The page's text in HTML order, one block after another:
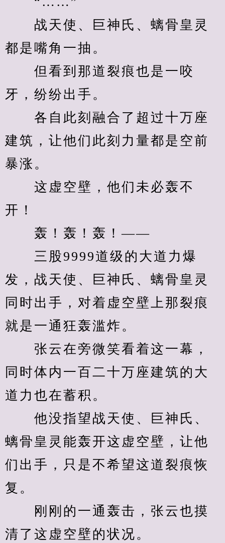
战天使、巨神氏、螭骨皇灵
都是嘴角一抽。
但看到那道裂痕也是一咬
牙，纷纷出手。
各自此刻融合了超过十万座
建筑，让他们此刻力量都是空前
暴涨。
这虚空壁，他们未必轰不
开！
轰！轰！轰！——
三股9999道级的大道力爆
发，战天使、巨神氏、螭骨皇灵
同时出手，对着虚空壁上那裂痕
就是一通狂轰滥炸。
张云在旁微笑看着这一幕，
同时体内一百二十万座建筑的大
道力也在蓄积。
他没指望战天使、巨神氏、
螭骨皇灵能轰开这虚空壁，让他
们出手，只是不希望这道裂痕恢
复。
刚刚的一通轰击，张云也摸
清了这虚空壁的状况。